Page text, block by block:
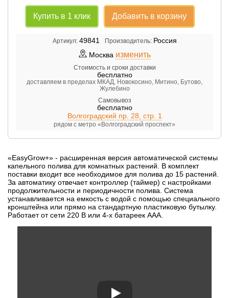
Купить в 1 клик Добавить в корзину
Артикул: 49841 Производитель: Россия
Москва изменить
Стоимость и сроки доставки
бесплатно
доставляем в пределах МКАД, Новокосино, Митино, Бутово,
Жулебино
Самовывоз
бесплатно
Волгоградский пр. 28, стр. 1
рядом с метро «Волгоградский проспект»
«EasyGrow+» - расширенная версия автоматической системы
капельного полива для комнатных растений. В комплект
поставки входит все необходимое для полива до 15 растений.
За автоматику отвечает контроллер (таймер) с настройками
продолжительности и периодичности полива. Система
устанавливается на емкость с водой с помощью специального
кронштейна или прямо на стандартную пластиковую бутылку.
Работает от сети 220 В или 4-х батареек ААА.